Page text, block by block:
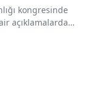
kongresinde
açıklamalarda